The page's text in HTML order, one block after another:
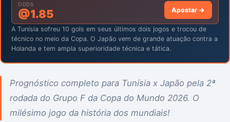
ODDS
@1.85 Apostar →
A Tunísia sofreu 10 gols em seus últimos dois jogos e trocou de
técnico no meio da Copa. O Japão vem de grande atuação contra a
Holanda e tem ampla superioridade técnica e tática.
Prognóstico completo para Tunísia x Japão pela 2ª
rodada do Grupo F da Copa do Mundo 2026. O
milésimo jogo da história dos mundiais!